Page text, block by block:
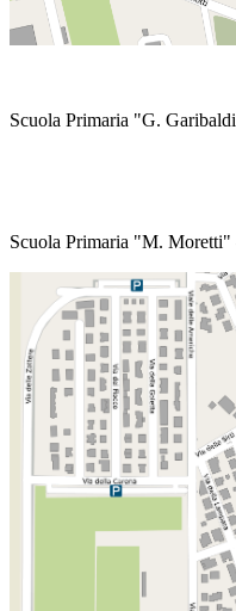
Scuola Primaria "G.
Scuola Primaria "M. Moretti"